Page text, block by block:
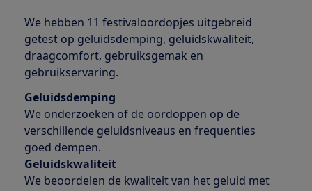
We hebben 11 festivaloordopjes uitgebreid
getest op geluidsdemping, geluidskwaliteit,
draagcomfort, gebruiksgemak en
gebruikservaring.
Geluidsdemping
We onderzoeken of de oordoppen op de
verschillende geluidsniveaus en frequenties
goed dempen.
Geluidskwaliteit
We beoordelen de kwaliteit van het geluid met